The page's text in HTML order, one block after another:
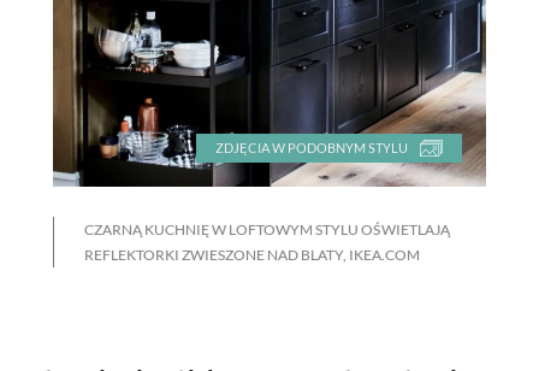
ZDJĘCIA W PODOBNYM STYLU
CZARNĄ KUCHNIĘ W LOFTOWYM STYLU OŚWIETLAJĄ
REFLEKTORKI ZWIESZONE NAD BLATY, IKEA.COM